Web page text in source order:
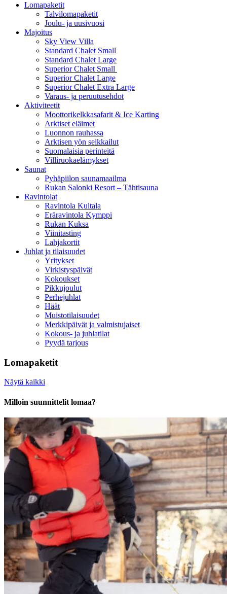
Lomapaketit
Talvilomapaketit
Joulu- ja uusivuosi
Majoitus
Sky View Villa
Standard Chalet Small
Standard Chalet Large
Superior Chalet Small
Superior Chalet Large
Superior Chalet Extra Large
Varaus- ja peruutusehdot
Aktiviteetit
Moottorikelkkasafarit & Ice Karting
Arktiset eläimet
Luonnon rauhassa
Arktisen yön seikkailut
Suomalaisia perinteitä
Villiruokaelämykset
Saunat
Pyhäpiilon saunamaailma
Rukan Salonki Resort – Tähtisauna
Ravintolat
Ravintola Kultala
Eräravintola Kymppi
Rukan Kuksa
Viinitasting
Lahjakortit
Juhlat ja tilaisuudet
Yritykset
Virkistyspäivät
Kokoukset
Pikkujoulut
Perhejuhlat
Häät
Muistotilaisuudet
Merkkipäivät ja valmistujaiset
Kokous- ja juhlatilat
Pyydä tarjous
Lomapaketit
Näytä kaikki
Milloin suunnittelit lomaa?